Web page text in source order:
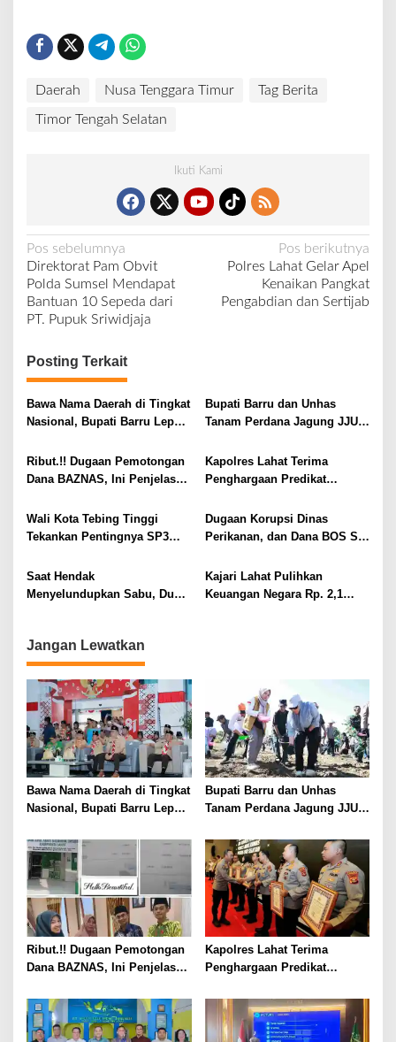
Daerah Nusa Tenggara Timur Tag Berita
Timor Tengah Selatan
Ikuti Kami
N
a
v
i
g
a
s
i
p
o
Pos sebelumnya
Direktorat Pam Obvit
Polda Sumsel Mendapat
Bantuan 10 Sepeda dari
PT. Pupuk Sriwidjaja
Pos berikutnya
Polres Lahat Gelar Apel
Kenaikan Pangkat
Pengabdian dan Sertijab
Posting Terkait
Bawa Nama Daerah di Tingkat
Nasional, Bupati Barru Lepas
XII
Bupati Barru dan Unhas
Tanam Perdana Jagung JJUH,
dan Kesejahteraan Petani
Ribut.!! Dugaan Pemotongan
Dana BAZNAS, Ini Penjelasan
Kapolres Lahat Terima
Penghargaan Predikat
Sumsel Tahun 2026
Wali Kota Tebing Tinggi
Tekankan Pentingnya SP3
Dugaan Korupsi Dinas
Perikanan, dan Dana BOS SD
Terus Dipertajam Kajari Lahat
Saat Hendak
Menyelundupkan Sabu, Dua
Kajari Lahat Pulihkan
Keuangan Negara Rp. 2,1
Jangan Lewatkan
Bawa Nama Daerah di Tingkat
Nasional, Bupati Barru Lepas
XII
Bupati Barru dan Unhas
Tanam Perdana Jagung JJUH,
dan Kesejahteraan Petani
Ribut.!! Dugaan Pemotongan
Dana BAZNAS, Ini Penjelasan
Kapolres Lahat Terima
Penghargaan Predikat
Sumsel Tahun 2026